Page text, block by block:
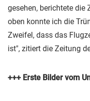
gesehen, berichtete die
oben konnte ich die
Zweifel, dass das
ist", zitiert die Zeitung
+++ Erste Bilder vom